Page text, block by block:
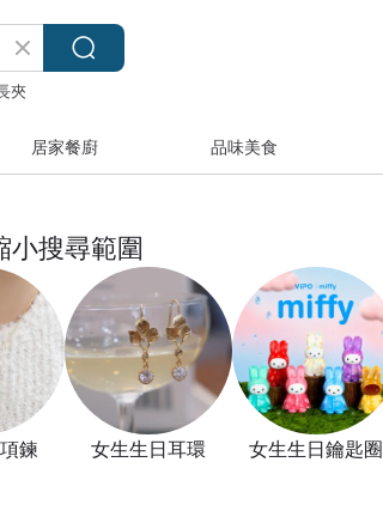
夾
居家餐廚 品味美食
小搜尋範圍
鍊 女生生日耳環 女生生日鑰匙圈